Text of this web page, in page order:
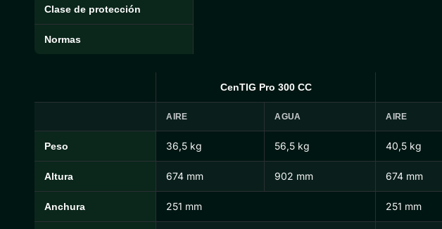
Clase de protección
Normas
Dimensiones y pesos de CenTIG Pro
CenTIG Pro 300 CC
AIRE AGUA AIRE
Peso 36,5 kg 56,5 kg 40,5 kg
Altura 674 mm 902 mm 674 mm
Anchura 251 mm 251 mm